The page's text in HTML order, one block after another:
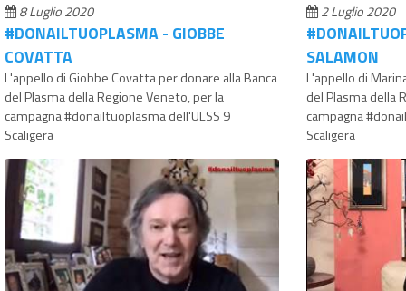
8 Luglio 2020
#DONAILTUOPLASMA - GIOBBE
COVATTA
L'appello di Giobbe Covatta per donare alla Banca
del Plasma della Regione Veneto, per la
campagna #donailtuoplasma dell'ULSS 9
Scaligera
2 Luglio 2020
SALAMON
L'appello di
del Plasma della
campagna
Scaligera